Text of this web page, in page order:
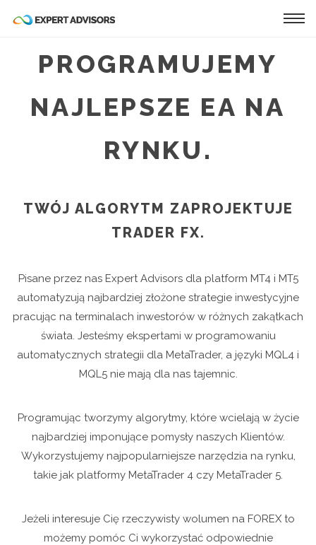
PROGRAMUJEMY
NAJLEPSZE EA NA
RYNKU.
TWÓJ ALGORYTM ZAPROJEKTUJE
TRADER FX.
Pisane przez nas Expert Advisors dla platform MT4 i MT5
automatyzują najbardziej złożone strategie inwestycyjne
pracując na terminalach inwestorów w różnych zakątkach
świata. Jesteśmy ekspertami w programowaniu
automatycznych strategii dla MetaTrader, a języki MQL4 i
MQL5 nie mają dla nas tajemnic.
Programując tworzymy algorytmy, które wcielają w życie
najbardziej imponujące pomysły naszych Klientów.
Wykorzystujemy najpopularniejsze narzędzia na rynku,
takie jak platformy MetaTrader 4 czy MetaTrader 5.
Jeżeli interesuje Cię rzeczywisty wolumen na FOREX to
możemy pomóc Ci wykorzystać odpowiednie